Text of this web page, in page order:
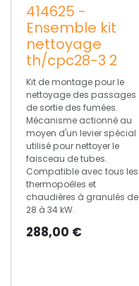
414625 -
Ensemble kit
nettoyage
th/cpc28-3 2
Kit de montage pour le
nettoyage des passages
de sortie des fumées.
Mécanisme actionné au
moyen d'un levier spécial
utilisé pour nettoyer le
faisceau de tubes.
Compatible avec tous les
thermopoêles et
chaudières à granulés de
28 à 34 kW.
288,00 €